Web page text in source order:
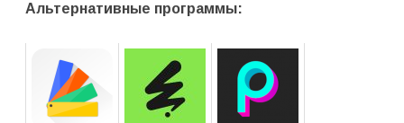
Альтернативные программы: